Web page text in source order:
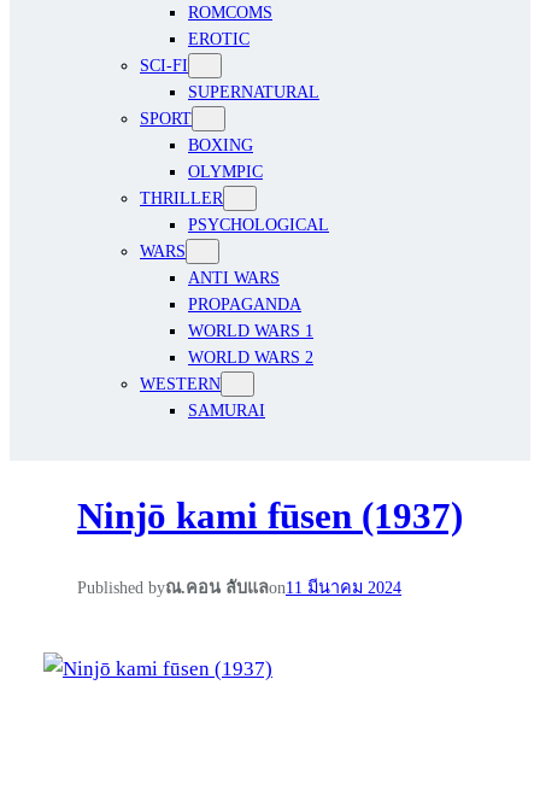
ROMCOMS
EROTIC
SCI-FI
SUPERNATURAL
SPORT
BOXING
OLYMPIC
THRILLER
PSYCHOLOGICAL
WARS
ANTI WARS
PROPAGANDA
WORLD WARS 1
WORLD WARS 2
WESTERN
SAMURAI
Ninjō kami fūsen (1937)
Published byณ.คอน ลับแลon11 มีนาคม 2024